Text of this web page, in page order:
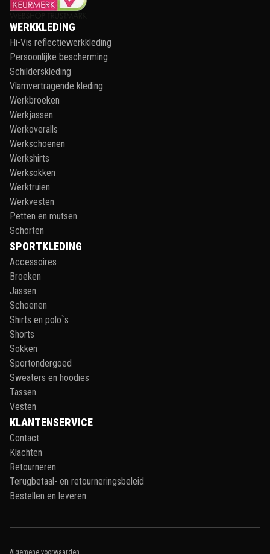
WERKKLEDING
Hi-Vis reflectiewerkkleding
Persoonlijke bescherming
Schilderskleding
Vlamvertragende kleding
Werkbroeken
Werkjassen
Werkoveralls
Werkschoenen
Werkshirts
Werksokken
Werktruien
Werkvesten
Petten en mutsen
Schorten
SPORTKLEDING
Accessoires
Broeken
Jassen
Schoenen
Shirts en polo`s
Shorts
Sokken
Sportondergoed
Sweaters en hoodies
Tassen
Vesten
KLANTENSERVICE
Contact
Klachten
Retourneren
Terugbetaal- en retourneringsbeleid
Bestellen en leveren
Algemene voorwaarden